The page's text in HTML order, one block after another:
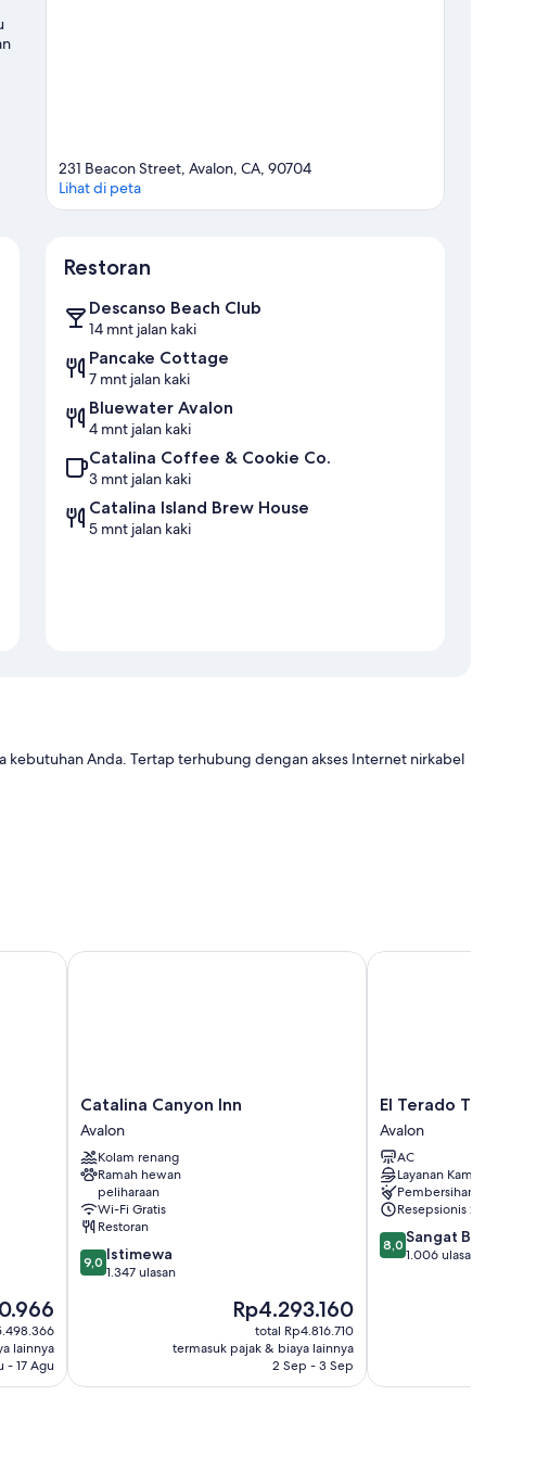
231 Beacon Street, Avalon, CA, 90704
Lihat di peta
Restoran
Descanso Beach Club
14 mnt jalan kaki
Pancake Cottage
7 mnt jalan kaki
Bluewater Avalon
4 mnt jalan kaki
Catalina Coffee & Cookie Co.
3 mnt jalan kaki
Catalina Island Brew House
5 mnt jalan kaki
kebutuhan Anda. Tertap terhubung dengan akses Internet nirkabel
seperti AC, serta fasilitas seperti WiFi gratis. Ulasan tamu
ini.
lainnya
- 17 Agu
Catalina
Canyon
Inn
Avalon
Catalina Canyon Inn
Avalon
Kolam renang
Ramah hewan
peliharaan
Wi-Fi Gratis
Restoran
9.0
dari
9,0 Istimewa
1.347 ulasan
Harga
sekarang
Rp4.293.160
Rp4.293.160
total Rp4.816.710
termasuk pajak & biaya lainnya
2 Sep - 3 Sep
Catalina Canyon Inn
El
Terado
Terrace
Avalon
El Terado Terrace
Avalon
AC
Layanan Kamar
Pembersihan kamar
Resepsionis 24/7
8.0
dari
8,0 Sangat Baik
1.006 ulasan
El Terado Terrace